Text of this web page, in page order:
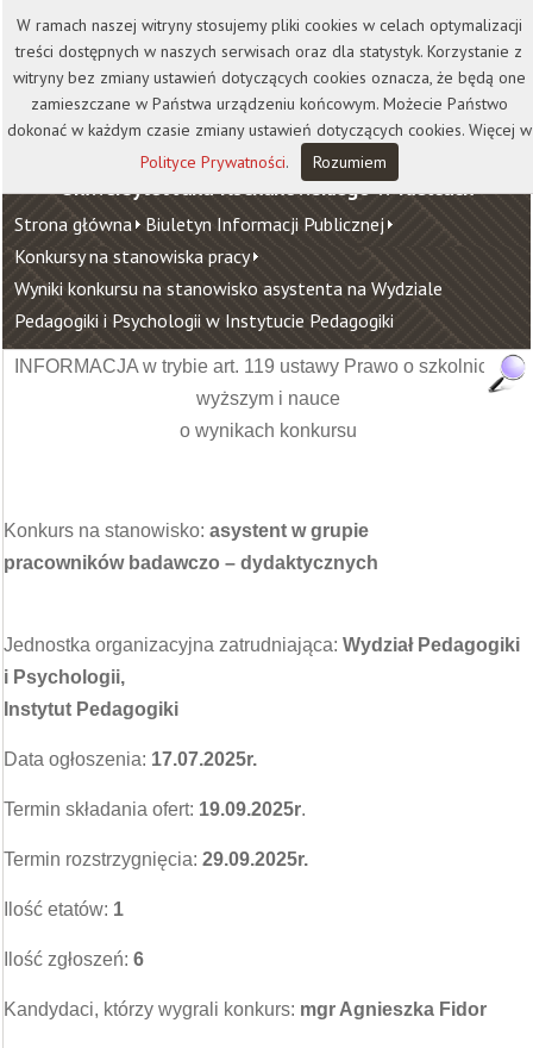
Kontakt Biblioteka
Wydawnictwo
Wirtualna Uczelnia
Uniwersytet Jana Kochanowskiego w Kielcach
Strona główna Biuletyn Informacji Publicznej
Konkursy na stanowiska pracy
Wyniki konkursu na stanowisko asystenta na Wydziale
Pedagogiki i Psychologii w Instytucie Pedagogiki
INFORMACJA w trybie art. 119 ustawy Prawo o szkolnictwie
wyższym i nauce
o wynikach konkursu
Konkurs na stanowisko: asystent w grupie
pracowników badawczo – dydaktycznych
Jednostka organizacyjna zatrudniająca: Wydział Pedagogiki
i Psychologii,
Instytut Pedagogiki
Data ogłoszenia: 17.07.2025r.
Termin składania ofert: 19.09.2025r.
Termin rozstrzygnięcia: 29.09.2025r.
Ilość etatów: 1
Ilość zgłoszeń: 6
Kandydaci, którzy wygrali konkurs: mgr Agnieszka Fidor
W ramach naszej witryny stosujemy pliki cookies w celach optymalizacji
treści dostępnych w naszych serwisach oraz dla statystyk. Korzystanie z
witryny bez zmiany ustawień dotyczących cookies oznacza, że będą one
zamieszczane w Państwa urządzeniu końcowym. Możecie Państwo
dokonać w każdym czasie zmiany ustawień dotyczących cookies. Więcej w
Polityce Prywatności. Rozumiem